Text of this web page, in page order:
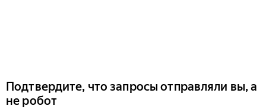
Подтвердите, что запросы отправляли вы, а
не робот